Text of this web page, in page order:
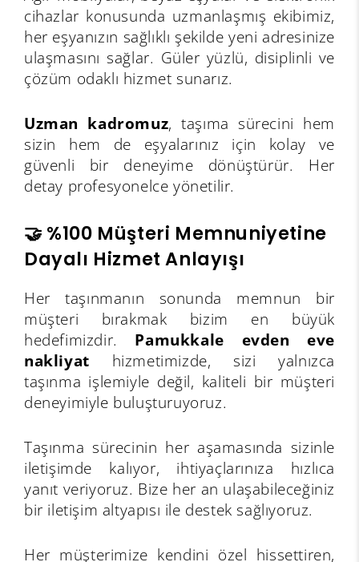
cihazlar konusunda uzmanlaşmış ekibimiz,
her eşyanızın sağlıklı şekilde yeni adresinize
ulaşmasını sağlar. Güler yüzlü, disiplinli ve
çözüm odaklı hizmet sunarız.
Uzman kadromuz, taşıma sürecini hem
sizin hem de eşyalarınız için kolay ve
güvenli bir deneyime dönüştürür. Her
detay profesyonelce yönetilir.
🤝 %100 Müşteri Memnuniyetine
Dayalı Hizmet Anlayışı
Her taşınmanın sonunda memnun bir
müşteri bırakmak bizim en büyük
hedefimizdir. Pamukkale evden eve
nakliyat hizmetimizde, sizi yalnızca
taşınma işlemiyle değil, kaliteli bir müşteri
deneyimiyle buluşturuyoruz.
Taşınma sürecinin her aşamasında sizinle
iletişimde kalıyor, ihtiyaçlarınıza hızlıca
yanıt veriyoruz. Bize her an ulaşabileceğiniz
bir iletişim altyapısı ile destek sağlıyoruz.
Her müşterimize kendini özel hissettiren,